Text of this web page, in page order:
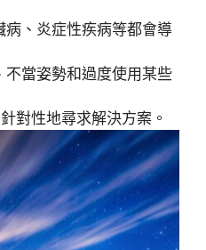
病、炎症性疾病等都會導
不當姿勢和過度使用某些
對性地尋求解決方案。